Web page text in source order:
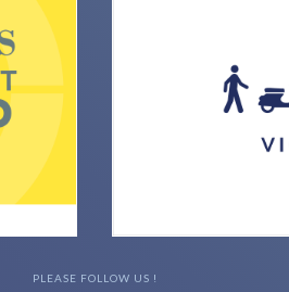
PLEASE FOLLOW US !